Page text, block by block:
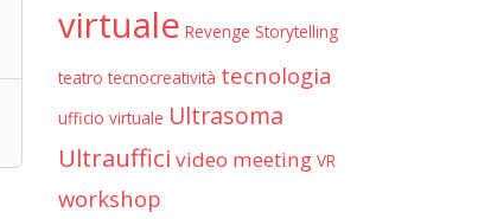
virtuale Revenge Storytelling
teatro tecnocreatività tecnologia
ufficio virtuale Ultrasoma
Ultrauffici video meeting VR
workshop